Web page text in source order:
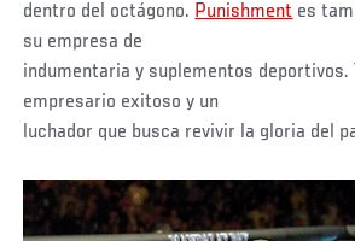
dentro del octágono. Punishment es
su empresa de
indumentaria y suplementos deportivos.
empresario exitoso y un
luchador que busca revivir la gloria del